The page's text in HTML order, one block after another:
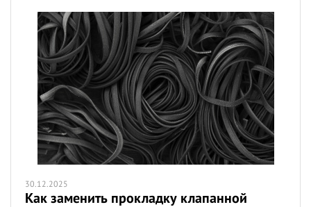
30.12.2025
Как заменить прокладку клапанной